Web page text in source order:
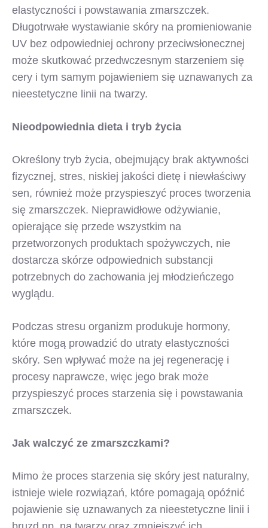
elastyczności i powstawania zmarszczek.
Długotrwałe wystawianie skóry na promieniowanie
UV bez odpowiedniej ochrony przeciwsłonecznej
może skutkować przedwczesnym starzeniem się
cery i tym samym pojawieniem się uznawanych za
nieestetyczne linii na twarzy.
Nieodpowiednia dieta i tryb życia
Określony tryb życia, obejmujący brak aktywności
fizycznej, stres, niskiej jakości dietę i niewłaściwy
sen, również może przyspieszyć proces tworzenia
się zmarszczek. Nieprawidłowe odżywianie,
opierające się przede wszystkim na
przetworzonych produktach spożywczych, nie
dostarcza skórze odpowiednich substancji
potrzebnych do zachowania jej młodzieńczego
wyglądu.
Podczas stresu organizm produkuje hormony,
które mogą prowadzić do utraty elastyczności
skóry. Sen wpływać może na jej regenerację i
procesy naprawcze, więc jego brak może
przyspieszyć proces starzenia się i powstawania
zmarszczek.
Jak walczyć ze zmarszczkami?
Mimo że proces starzenia się skóry jest naturalny,
istnieje wiele rozwiązań, które pomagają opóźnić
pojawienie się uznawanych za nieestetyczne linii i